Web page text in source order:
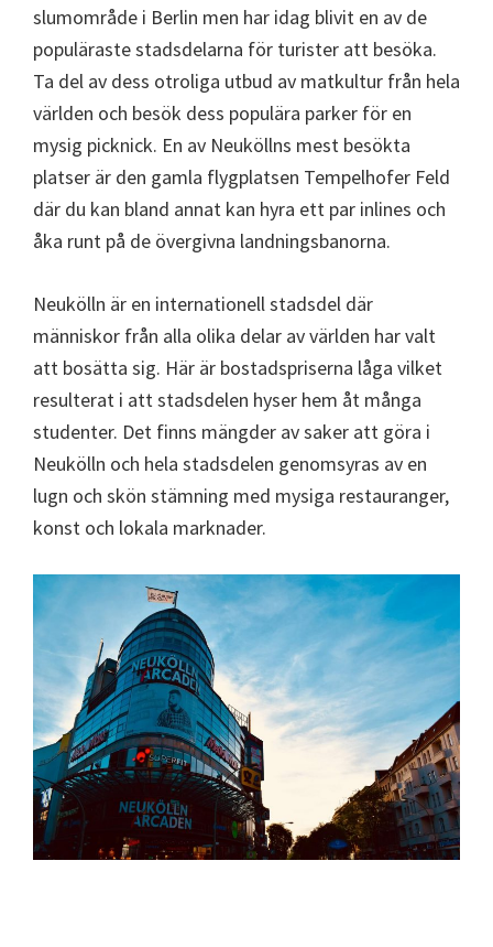
slumområde i Berlin men har idag blivit en av de
populäraste stadsdelarna för turister att besöka.
Ta del av dess otroliga utbud av matkultur från hela
världen och besök dess populära parker för en
mysig picknick. En av Neuköllns mest besökta
platser är den gamla flygplatsen Tempelhofer Feld
där du kan bland annat kan hyra ett par inlines och
åka runt på de övergivna landningsbanorna.
Neukölln är en internationell stadsdel där
människor från alla olika delar av världen har valt
att bosätta sig. Här är bostadspriserna låga vilket
resulterat i att stadsdelen hyser hem åt många
studenter. Det finns mängder av saker att göra i
Neukölln och hela stadsdelen genomsyras av en
lugn och skön stämning med mysiga restauranger,
konst och lokala marknader.